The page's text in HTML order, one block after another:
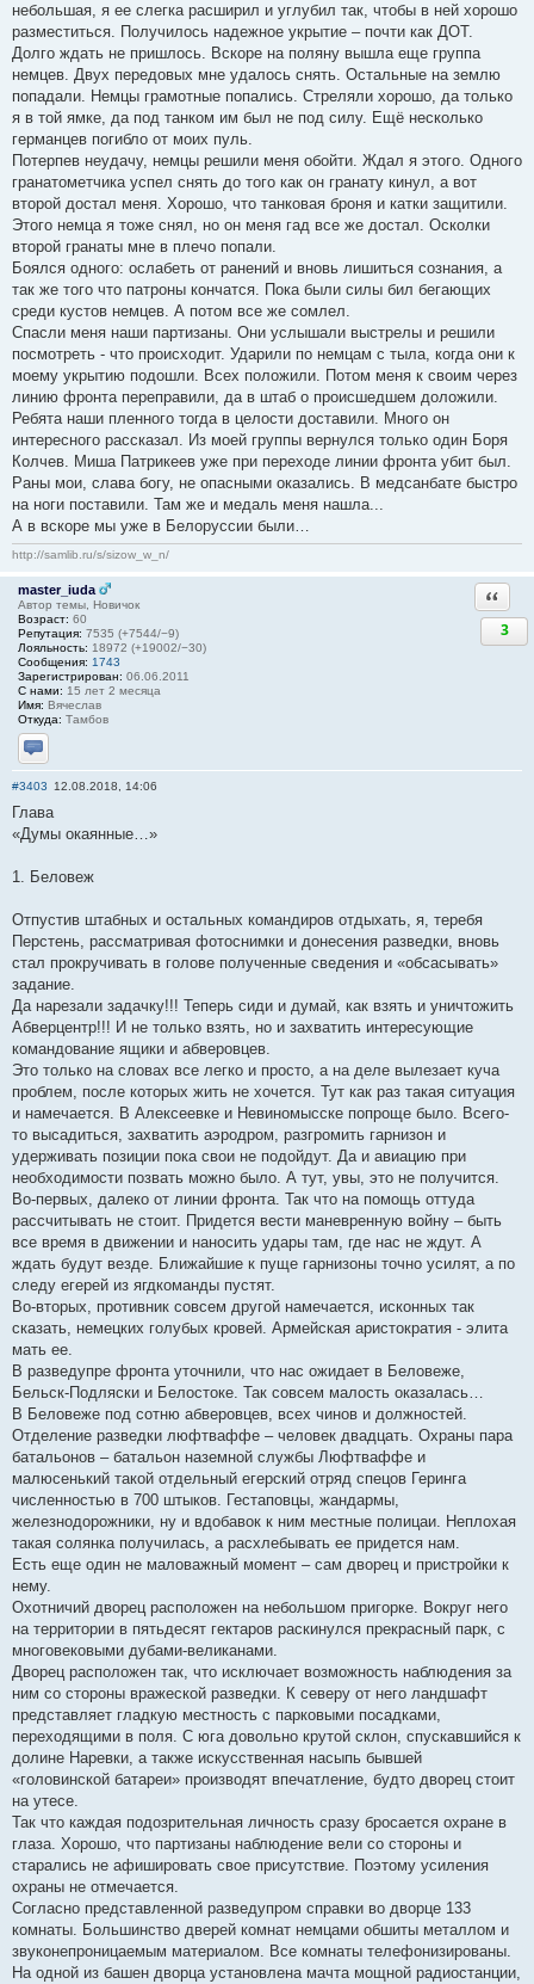
небольшая, я ее слегка расширил и углубил так, чтобы в ней хорошо
разместиться. Получилось надежное укрытие – почти как ДОТ.
Долго ждать не пришлось. Вскоре на поляну вышла еще группа
немцев. Двух передовых мне удалось снять. Остальные на землю
попадали. Немцы грамотные попались. Стреляли хорошо, да только
я в той ямке, да под танком им был не под силу. Ещё несколько
германцев погибло от моих пуль.
Потерпев неудачу, немцы решили меня обойти. Ждал я этого. Одного
гранатометчика успел снять до того как он гранату кинул, а вот
второй достал меня. Хорошо, что танковая броня и катки защитили.
Этого немца я тоже снял, но он меня гад все же достал. Осколки
второй гранаты мне в плечо попали.
Боялся одного: ослабеть от ранений и вновь лишиться сознания, а
так же того что патроны кончатся. Пока были силы бил бегающих
среди кустов немцев. А потом все же сомлел.
Спасли меня наши партизаны. Они услышали выстрелы и решили
посмотреть - что происходит. Ударили по немцам с тыла, когда они к
моему укрытию подошли. Всех положили. Потом меня к своим через
линию фронта переправили, да в штаб о происшедшем доложили.
Ребята наши пленного тогда в целости доставили. Много он
интересного рассказал. Из моей группы вернулся только один Боря
Колчев. Миша Патрикеев уже при переходе линии фронта убит был.
Раны мои, слава богу, не опасными оказались. В медсанбате быстро
на ноги поставили. Там же и медаль меня нашла...
А в вскоре мы уже в Белоруссии были…
http://samlib.ru/s/sizow_w_n/
master_iuda
Автор темы, Новичок
Возраст: 60
Репутация: 7535 (+7544/−9)
Лояльность: 18972 (+19002/−30)
Сообщения: 1743
Зарегистрирован: 06.06.2011
С нами: 15 лет 2 месяца
Имя: Вячеслав
Откуда: Тамбов
Отправить личное сообщение
3
#3403 12.08.2018, 14:06
Глава
«Думы окаянные…»
1. Беловеж
Отпустив штабных и остальных командиров отдыхать, я, теребя
Перстень, рассматривая фотоснимки и донесения разведки, вновь
стал прокручивать в голове полученные сведения и «обсасывать»
задание.
Да нарезали задачку!!! Теперь сиди и думай, как взять и уничтожить
Абверцентр!!! И не только взять, но и захватить интересующие
командование ящики и абверовцев.
Это только на словах все легко и просто, а на деле вылезает куча
проблем, после которых жить не хочется. Тут как раз такая ситуация
и намечается. В Алексеевке и Невиномысске попроще было. Всего-
то высадиться, захватить аэродром, разгромить гарнизон и
удерживать позиции пока свои не подойдут. Да и авиацию при
необходимости позвать можно было. А тут, увы, это не получится.
Во-первых, далеко от линии фронта. Так что на помощь оттуда
рассчитывать не стоит. Придется вести маневренную войну – быть
все время в движении и наносить удары там, где нас не ждут. А
ждать будут везде. Ближайшие к пуще гарнизоны точно усилят, а по
следу егерей из ягдкоманды пустят.
Во-вторых, противник совсем другой намечается, исконных так
сказать, немецких голубых кровей. Армейская аристократия - элита
мать ее.
В разведупре фронта уточнили, что нас ожидает в Беловеже,
Бельск-Подляски и Белостоке. Так совсем малость оказалась…
В Беловеже под сотню абверовцев, всех чинов и должностей.
Отделение разведки люфтваффе – человек двадцать. Охраны пара
батальонов – батальон наземной службы Люфтваффе и
малюсенький такой отдельный егерский отряд спецов Геринга
численностью в 700 штыков. Гестаповцы, жандармы,
железнодорожники, ну и вдобавок к ним местные полицаи. Неплохая
такая солянка получилась, а расхлебывать ее придется нам.
Есть еще один не маловажный момент – сам дворец и пристройки к
нему.
Охотничий дворец расположен на небольшом пригорке. Вокруг него
на территории в пятьдесят гектаров раскинулся прекрасный парк, с
многовековыми дубами-великанами.
Дворец расположен так, что исключает возможность наблюдения за
ним со стороны вражеской разведки. К северу от него ландшафт
представляет гладкую местность с парковыми посадками,
переходящими в поля. С юга довольно крутой склон, спускавшийся к
долине Наревки, а также искусственная насыпь бывшей
«головинской батареи» производят впечатление, будто дворец стоит
на утесе.
Так что каждая подозрительная личность сразу бросается охране в
глаза. Хорошо, что партизаны наблюдение вели со стороны и
старались не афишировать свое присутствие. Поэтому усиления
охраны не отмечается.
Согласно представленной разведупром справки во дворце 133
комнаты. Большинство дверей комнат немцами обшиты металлом и
звуконепроницаемым материалом. Все комнаты телефонизированы.
На одной из башен дворца установлена мачта мощной радиостанции,